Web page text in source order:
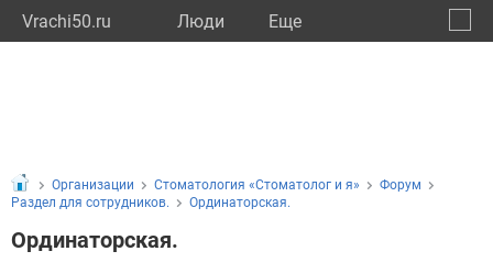
Vrachi50.ru Люди Eще
Организации Стоматология «Стоматолог и я»
Форум
Раздел для сотрудников.
Ординаторская.
Ординаторская.